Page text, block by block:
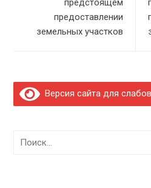
предстоящем
предоставлении
земельных участков
Версия сайта для
Найти: